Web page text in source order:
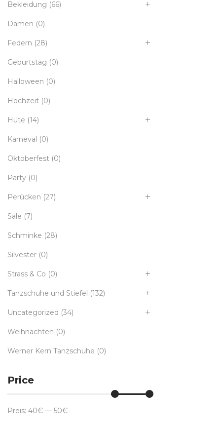
Bekleidung (66)
Damen (0)
Federn (28)
Geburtstag (0)
Halloween (0)
Hochzeit (0)
Hüte (14)
Karneval (0)
Oktoberfest (0)
Party (0)
Perücken (27)
Sale (7)
Schminke (28)
Silvester (0)
Strass & Co (0)
Tanzschuhe und Stiefel (132)
Uncategorized (34)
Weihnachten (0)
Werner Kern Tanzschuhe (0)
Price
Preis: 40€ — 50€